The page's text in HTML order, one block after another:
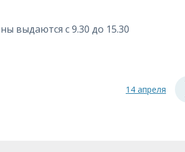
выдаются с 9.30 до 15.30
14 апреля